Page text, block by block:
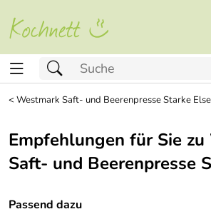
<Westmark Saft- und Beerenpresse Starke Else
Empfehlungen für Sie
Saft- und Beerenpresse
Passend dazu